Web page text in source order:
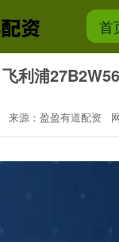
首
利浦
来源：盈盈有道配资